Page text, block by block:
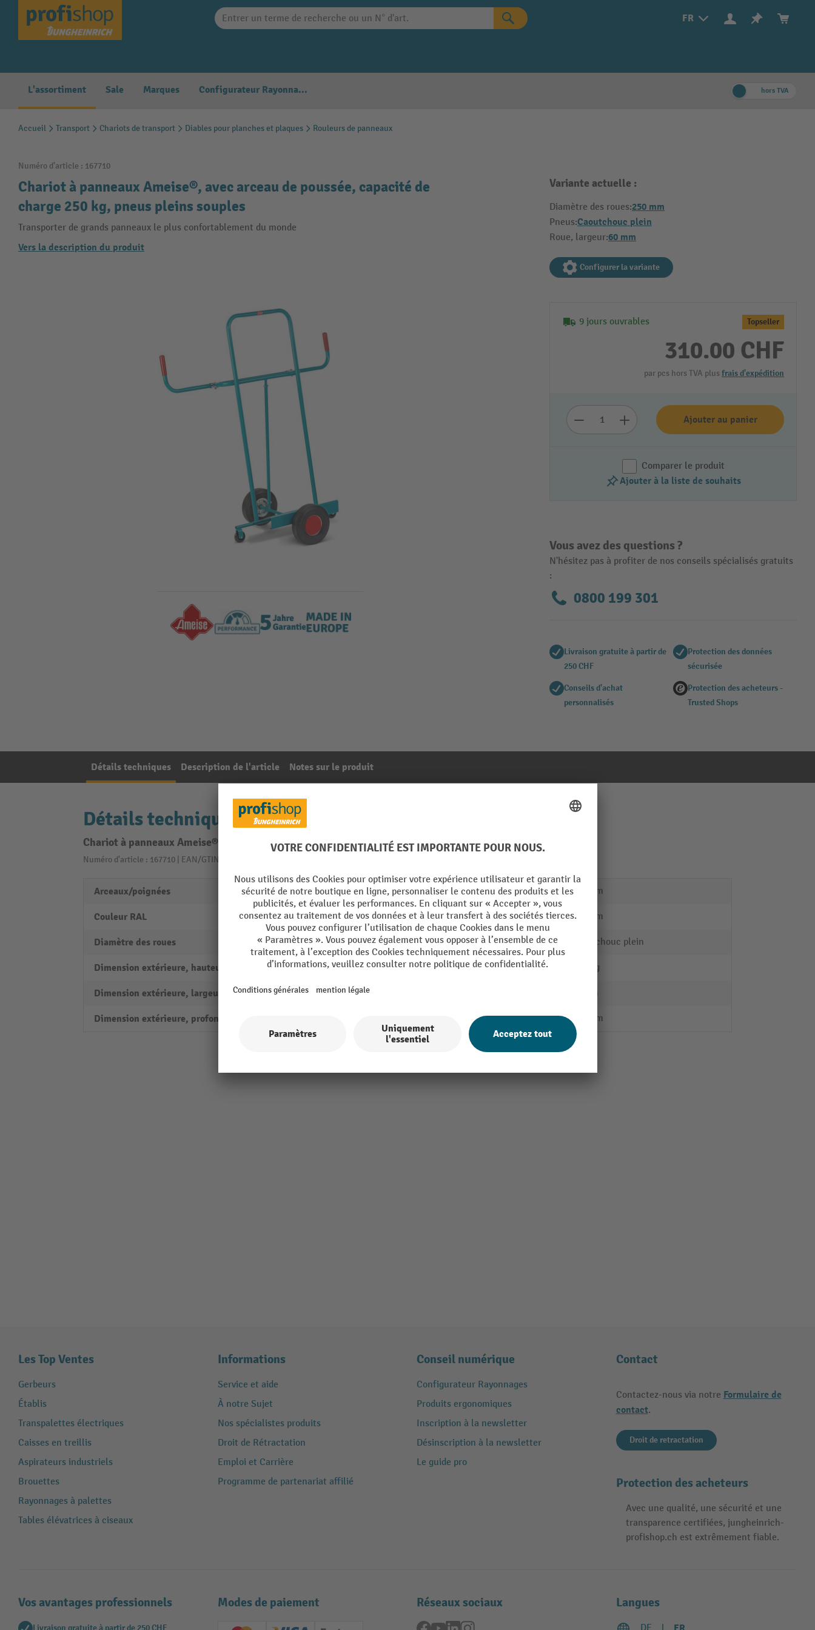
Skip to main navigation FR
L'assortiment Sale Marques Configurateur Rayonnages hors TVA
Accueil Transport Chariots de transport Diables pour planches et plaques Rouleurs de panneaux
Numéro d'article : 167710
Chariot à panneaux Ameise®, avec arceau de poussée, capacité de
charge 250 kg, pneus pleins souples
Transporter de grands panneaux le plus confortablement du monde
Vers la description du produit
Variante actuelle :
Diamètre des roues:250 mm
Pneus:Caoutchouc plein
Roue, largeur:60 mm
Configurer la variante
9 jours ouvrables Topseller
310.00 CHF
par pcs hors TVA plus frais d'expédition
Ajouter au panier
Comparer le produit
Ajouter à la liste de souhaits
Vous avez des questions ?
N'hésitez pas à profiter de nos conseils spécialisés gratuits
:
0800 199 301
Livraison gratuite à partir de
250 CHF
Protection des données
sécurisée
Conseils d'achat
personnalisés
Protection des acheteurs -
Trusted Shops
Détails techniques Description de l'article Notes sur le produit
Détails techniques
Chariot à panneaux Ameise®, avec arceau de poussée, capacité de charge 250 kg, pneus pleins souples
Numéro d'article : 167710 | EAN/GTIN: 4035694036291
Arceaux/poignées Arceau
Couleur RAL RAL 5018 bleu turquoise
Diamètre des roues 250 mm
Dimension extérieure, hauteur 1435 mm
Dimension extérieure, largeur 680 mm
Dimension extérieure, profondeur
Pelle, largeur 500 mm
Pelle, profondeur 200 mm
Pneus Caoutchouc plein
Poids propre 21,5 kg
60 mm
Roue fixe, diamètre 250 mm
Les Top Ventes
Gerbeurs
Établis
Transpalettes électriques
Caisses en treillis
Aspirateurs industriels
Brouettes
Rayonnages à palettes
Tables élévatrices à ciseaux
Informations
Service et aide
À notre Sujet
Nos spécialistes produits
Droit de Rétractation
Emploi et Carrière
Programme de partenariat affilié
Conseil numérique
Configurateur Rayonnages
Produits ergonomiques
Inscription à la newsletter
Désinscription à la newsletter
Le guide pro
Contact
Contactez-nous via notre Formulaire de
contact.
Droit de retractation
Protection des acheteurs
Avec une qualité, une sécurité et une
transparence certifiées, jungheinrich-
profishop.ch est extrêmement fiable.
Vos avantages professionnels
Livraison gratuite à partir de 250 CHF
Modes de paiement Réseaux sociaux
Facebook
YouTubeLinkedInInstagram
Langues